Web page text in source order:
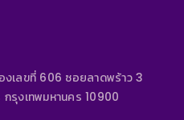
เลขที่ 606 ซอยลาดพร้าว 3
รุงเทพมหานคร 10900